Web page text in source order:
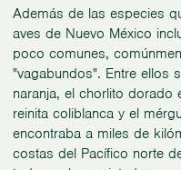
Además de las especies
aves de Nuevo México
poco comunes,
"vagabundos". Entre ellos
naranja, el chorlito dorado
reinita coliblanca y el
encontraba a miles de
costas del Pacífico norte